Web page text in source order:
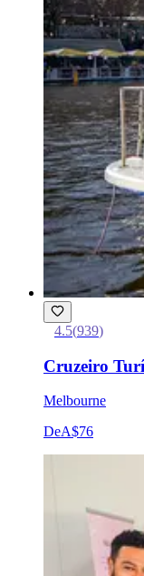
4.5(939)
Cruzeiro
Melbourne
DeA$76